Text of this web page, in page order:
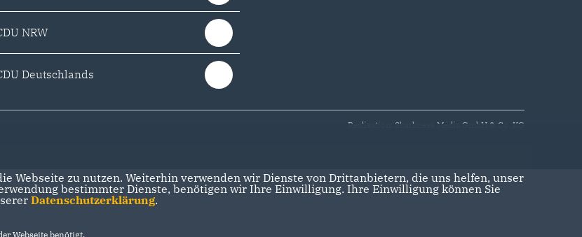
NRW
Deutschlands
Realisation: Sharkness Media GmbH & Co. KG
Webseite zu nutzen. Weiterhin verwenden wir Dienste von Drittanbietern, die uns helfen, unser
bestimmter Dienste, benötigen wir Ihre Einwilligung. Ihre Einwilligung können Sie
Datenschutzerklärung.
Webseite benötigt.